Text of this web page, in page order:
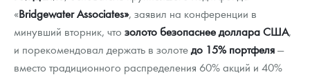
«Bridgewater Associates», заявил на конференции в
минувший вторник, что золото безопаснее доллара США,
и порекомендовал держать в золотедо 15% портфеля—
вместо традиционного распределения 60% акций и 40%